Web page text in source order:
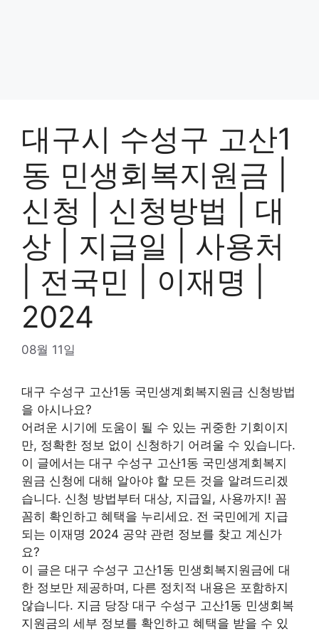
대구시 수성구 고산1
동 민생회복지원금 |
신청 | 신청방법 | 대
상 | 지급일 | 사용처
| 전국민 | 이재명 |
2024
08월 11일
대구 수성구 고산1동 국민생계회복지원금 신청방법
을 아시나요?
어려운 시기에 도움이 될 수 있는 귀중한 기회이지
만, 정확한 정보 없이 신청하기 어려울 수 있습니다.
이 글에서는 대구 수성구 고산1동 국민생계회복지
원금 신청에 대해 알아야 할 모든 것을 알려드리겠
습니다. 신청 방법부터 대상, 지급일, 사용까지! 꼼
꼼히 확인하고 혜택을 누리세요. 전 국민에게 지급
되는 이재명 2024 공약 관련 정보를 찾고 계신가
요?
이 글은 대구 수성구 고산1동 민생회복지원금에 대
한 정보만 제공하며, 다른 정치적 내용은 포함하지
않습니다. 지금 당장 대구 수성구 고산1동 민생회복
지원금의 세부 정보를 확인하고 혜택을 받을 수 있